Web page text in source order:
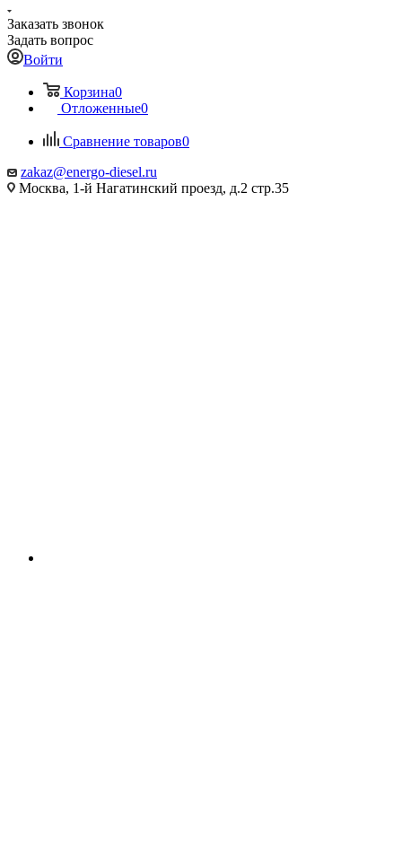
Заказать звонок
Задать вопрос
Войти
Корзина0
Отложенные0
Сравнение товаров0
zakaz@energo-diesel.ru
Москва, 1-й Нагатинский проезд, д.2 стр.35